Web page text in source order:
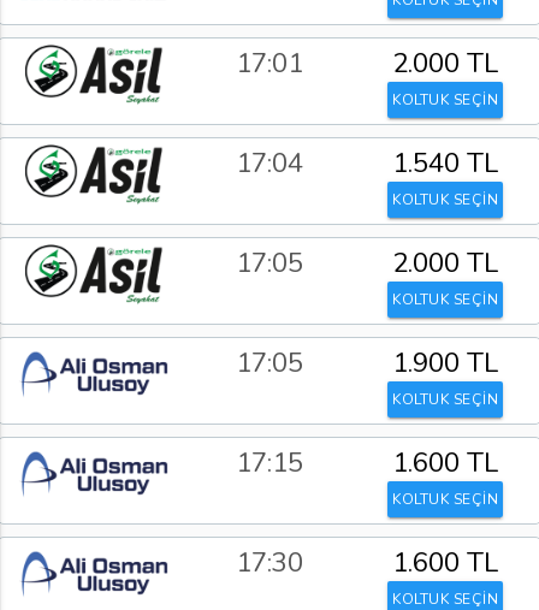
17:01 2.000 TL
KOLTUK SEÇİN
17:04 1.540 TL
KOLTUK SEÇİN
17:05 2.000 TL
KOLTUK SEÇİN
17:05 1.900 TL
KOLTUK SEÇİN
17:15 1.600 TL
KOLTUK SEÇİN
17:30 1.600 TL
KOLTUK SEÇİN